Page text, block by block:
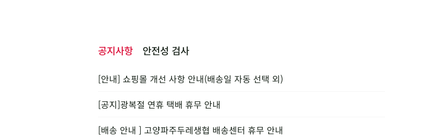
공지사항 안전성 검사
[안내] 쇼핑몰 개선 사항 안내(배송일 자동 선택 외)
[공지]광복절 연휴 택배 휴무 안내
[배송 안내 ] 고양파주두레생협 배송센터 휴무 안내